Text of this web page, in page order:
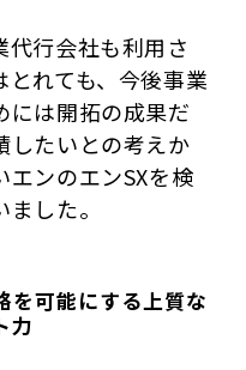
代行会社も利用さ
れても、今後事業
には開拓の成果だ
したいとの考えか
エンのエンSXを検
した。
可能にする上質な
力